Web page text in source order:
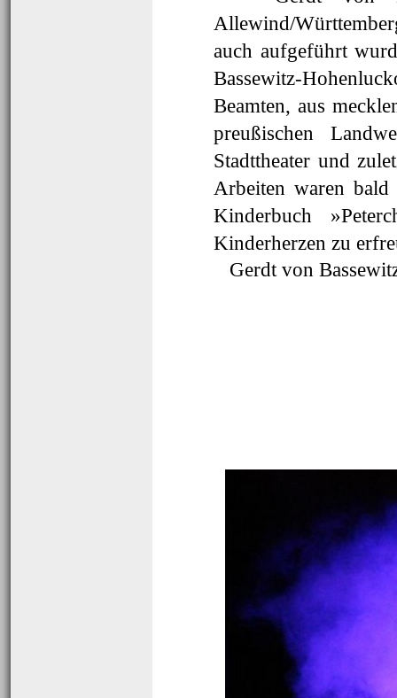
Allewind/
auch aufgeführt
Bassewitz-
Beamten, aus
preußischen
Stadttheater und
Arbeiten waren bald
Kinderbuch
Kinderherzen zu
Gerdt von